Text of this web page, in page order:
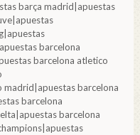
barça madrid|apuestas
barcelona
barcelona atletico
barcelona
barcelona
barcelona